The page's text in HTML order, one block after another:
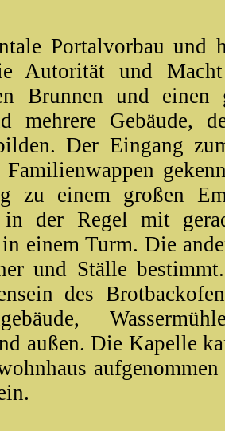
Portalvorbau und
Autorität und
Brunnen und einen
mehrere Gebäude,
Der Eingang
zu einem großen
der Regel mit
einem Turm. Die
und Ställe
des
außen. Die Kapelle